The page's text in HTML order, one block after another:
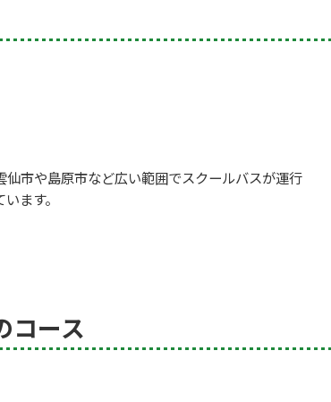
市や島原市など広い範囲でスクールバスが運行
ます。
コース